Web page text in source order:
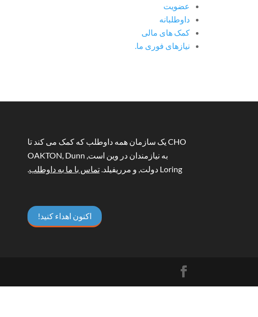
عضویت
داوطلبانه
کمک های مالی
نیازهای فوری ما.
CHO یک سازمان همه داوطلب که کمک می کند تا
به نیازمندان در وین است, OAKTON, Dunn
Loring دولت, و مرریفیلد.
تماس با ما به داوطلب
اکنون اهداء کنید!